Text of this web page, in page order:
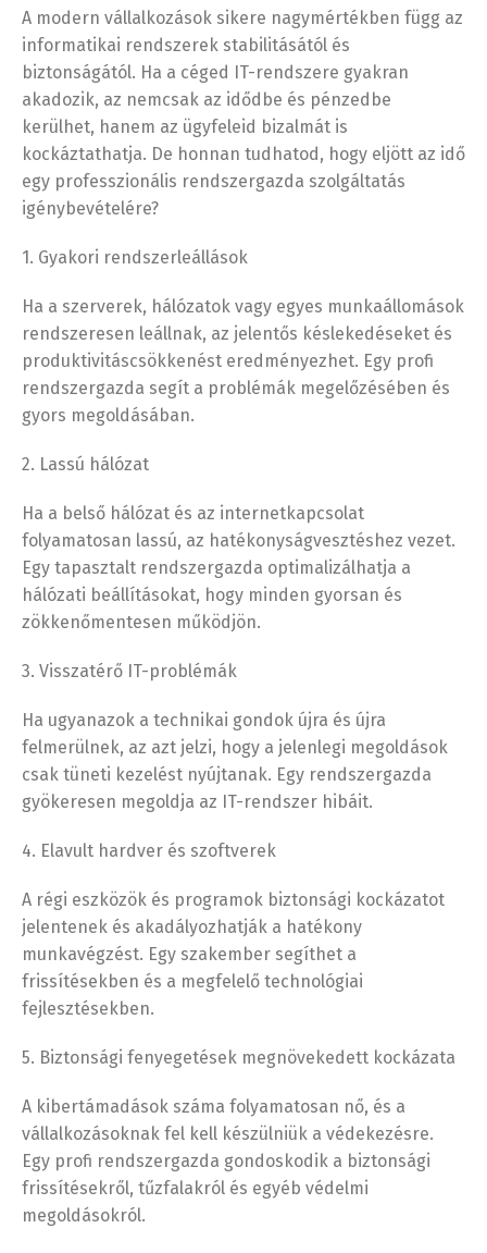
A modern vállalkozások sikere nagymértékben függ az
informatikai rendszerek stabilitásától és
biztonságától. Ha a céged IT-rendszere gyakran
akadozik, az nemcsak az idődbe és pénzedbe
kerülhet, hanem az ügyfeleid bizalmát is
kockáztathatja. De honnan tudhatod, hogy eljött az idő
egy professzionális rendszergazda szolgáltatás
igénybevételére?
1. Gyakori rendszerleállások
Ha a szerverek, hálózatok vagy egyes munkaállomások
rendszeresen leállnak, az jelentős késlekedéseket és
produktivitáscsökkenést eredményezhet. Egy profi
rendszergazda segít a problémák megelőzésében és
gyors megoldásában.
2. Lassú hálózat
Ha a belső hálózat és az internetkapcsolat
folyamatosan lassú, az hatékonyságvesztéshez vezet.
Egy tapasztalt rendszergazda optimalizálhatja a
hálózati beállításokat, hogy minden gyorsan és
zökkenőmentesen működjön.
3. Visszatérő IT-problémák
Ha ugyanazok a technikai gondok újra és újra
felmerülnek, az azt jelzi, hogy a jelenlegi megoldások
csak tüneti kezelést nyújtanak. Egy rendszergazda
gyökeresen megoldja az IT-rendszer hibáit.
4. Elavult hardver és szoftverek
A régi eszközök és programok biztonsági kockázatot
jelentenek és akadályozhatják a hatékony
munkavégzést. Egy szakember segíthet a
frissítésekben és a megfelelő technológiai
fejlesztésekben.
5. Biztonsági fenyegetések megnövekedett kockázata
A kibertámadások száma folyamatosan nő, és a
vállalkozásoknak fel kell készülniük a védekezésre.
Egy profi rendszergazda gondoskodik a biztonsági
frissítésekről, tűzfalakról és egyéb védelmi
megoldásokról.